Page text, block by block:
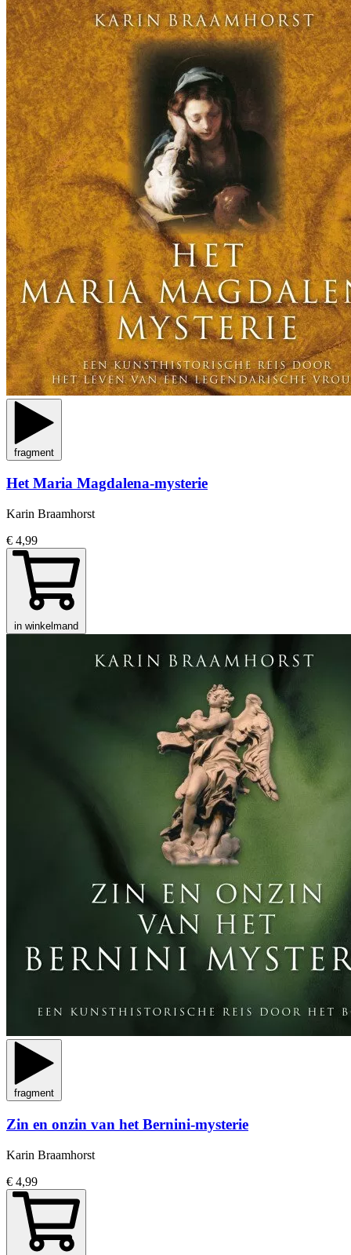
fragment
Het Maria Magdalena-mysterie
Karin Braamhorst
€ 4,99
in winkelmand
fragment
Zin en onzin van het Bernini-mysterie
Karin Braamhorst
€ 4,99